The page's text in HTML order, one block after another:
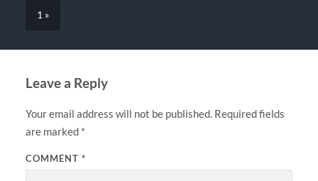
1 »
Leave a Reply
Your email address will not be published. Required fields
are marked *
COMMENT *